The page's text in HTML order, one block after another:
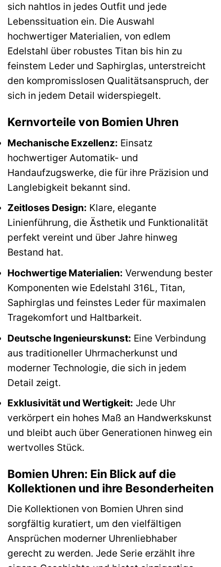
sich nahtlos in jedes Outfit und jede
Lebenssituation ein. Die Auswahl
hochwertiger Materialien, von edlem
Edelstahl über robustes Titan bis hin zu
feinstem Leder und Saphirglas, unterstreicht
den kompromisslosen Qualitätsanspruch, der
sich in jedem Detail widerspiegelt.
Kernvorteile von Bomien Uhren
Mechanische Exzellenz: Einsatz
hochwertiger Automatik- und
Handaufzugswerke, die für ihre Präzision und
Langlebigkeit bekannt sind.
Zeitloses Design: Klare, elegante
Linienführung, die Ästhetik und Funktionalität
perfekt vereint und über Jahre hinweg
Bestand hat.
Hochwertige Materialien: Verwendung bester
Komponenten wie Edelstahl 316L, Titan,
Saphirglas und feinstes Leder für maximalen
Tragekomfort und Haltbarkeit.
Deutsche Ingenieurskunst: Eine Verbindung
aus traditioneller Uhrmacherkunst und
moderner Technologie, die sich in jedem
Detail zeigt.
Exklusivität und Wertigkeit: Jede Uhr
verkörpert ein hohes Maß an Handwerkskunst
und bleibt auch über Generationen hinweg ein
wertvolles Stück.
Bomien Uhren: Ein Blick auf die
Kollektionen und ihre Besonderheiten
Die Kollektionen von Bomien Uhren sind
sorgfältig kuratiert, um den vielfältigen
Ansprüchen moderner Uhrenliebhaber
gerecht zu werden. Jede Serie erzählt ihre